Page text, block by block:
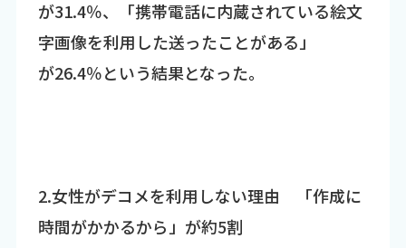
が31.4％、「携帯電話に内蔵されている絵文
字画像を利用した送ったことがある」
が26.4％という結果となった。
2.女性がデコメを利用しない理由 「作成に
時間がかかるから」が約5割